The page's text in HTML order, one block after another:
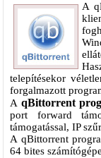
A
telepítésekor
forgalmazott
A qBittorrent
port forward
támogatással, IP
A qBittorrent
64 bites